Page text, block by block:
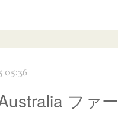
05:36
ファ